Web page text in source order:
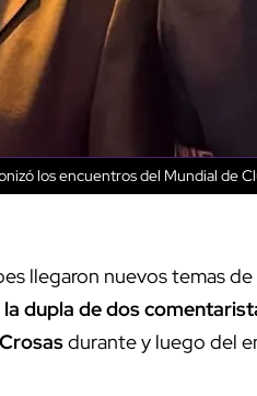
los encuentros del Mundial de
llegaron nuevos temas
la dupla de dos
durante y luego del